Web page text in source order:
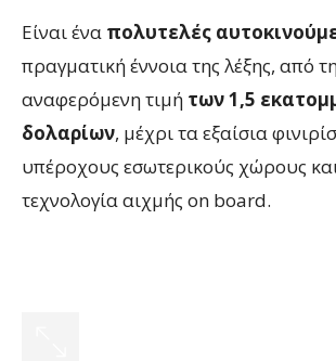
Είναι ένα πολυτελές
πραγματική έννοια της λέξης, από
αναφερόμενη τιμή των 1,5
δολαρίων, μέχρι τα εξαίσια
υπέροχους εσωτερικούς χώρους
τεχνολογία αιχμής on board.